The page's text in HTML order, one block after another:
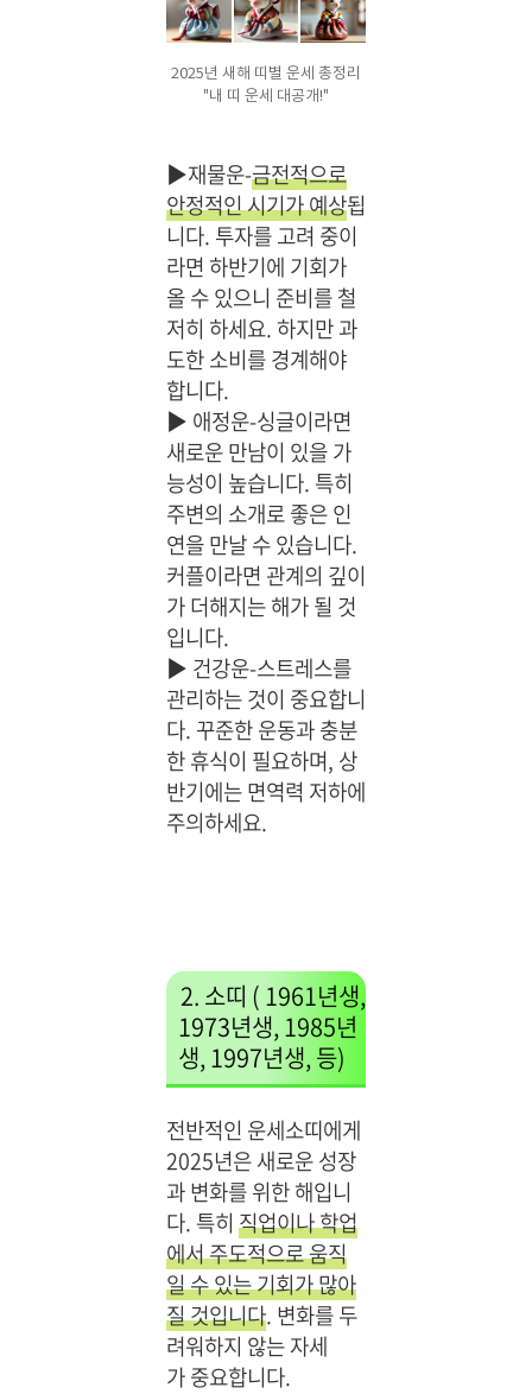
2025년 새해 띠별 운세 총정리
"내 띠 운세 대공개!"
▶재물운-금전적으로
안정적인 시기가 예상됩
니다. 투자를 고려 중이
라면 하반기에 기회가
올 수 있으니 준비를 철
저히 하세요. 하지만 과
도한 소비를 경계해야
합니다.
▶ 애정운-싱글이라면
새로운 만남이 있을 가
능성이 높습니다. 특히
주변의 소개로 좋은 인
연을 만날 수 있습니다.
커플이라면 관계의 깊이
가 더해지는 해가 될 것
입니다.
▶ 건강운-스트레스를
관리하는 것이 중요합니
다. 꾸준한 운동과 충분
한 휴식이 필요하며, 상
반기에는 면역력 저하에
주의하세요.
2. 소띠 ( 1961년생,
1973년생, 1985년
생, 1997년생, 등)
전반적인 운세소띠에게
2025년은 새로운 성장
과 변화를 위한 해입니
다. 특히 직업이나 학업
에서 주도적으로 움직
일 수 있는 기회가 많아
질 것입니다. 변화를 두
려워하지 않는 자세
가 중요합니다.